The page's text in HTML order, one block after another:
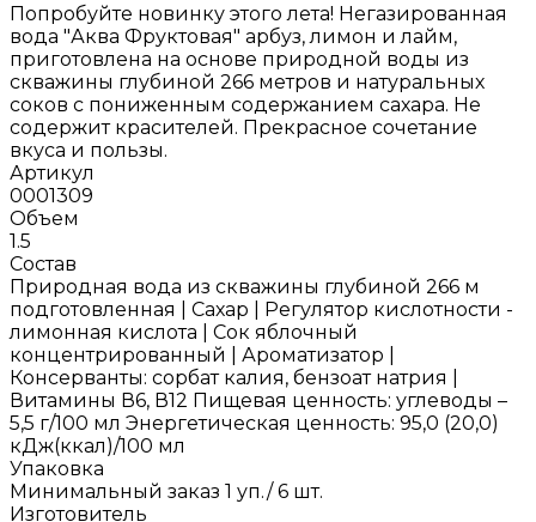
Попробуйте новинку этого лета! Негазированная
вода "Аква Фруктовая" арбуз, лимон и лайм,
приготовлена на основе природной воды из
скважины глубиной 266 метров и натуральных
соков с пониженным содержанием сахара. Не
содержит красителей. Прекрасное сочетание
вкуса и пользы.
Артикул
0001309
Объем
1.5
Состав
Природная вода из скважины глубиной 266 м
подготовленная | Сахар | Регулятор кислотности -
лимонная кислота | Сок яблочный
концентрированный | Ароматизатор |
Консерванты: сорбат калия, бензоат натрия |
Витамины В6, В12 Пищевая ценность: углеводы –
5,5 г/100 мл Энергетическая ценность: 95,0 (20,0)
кДж(ккал)/100 мл
Упаковка
Минимальный заказ 1 уп./ 6 шт.
Изготовитель